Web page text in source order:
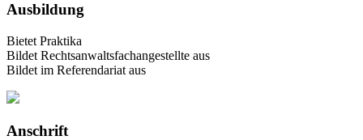
Ausbildung
Bietet Praktika
Bildet Rechtsanwaltsfachangestellte aus
Bildet im Referendariat aus
Anschrift